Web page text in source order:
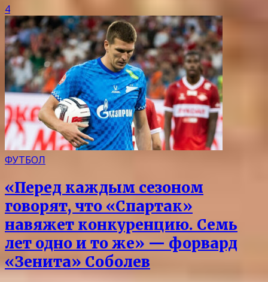
4
ФУТБОЛ
«Перед каждым сезоном
говорят, что «Спартак»
навяжет конкуренцию. Семь
лет одно и то же» — форвард
«Зенита» Соболев